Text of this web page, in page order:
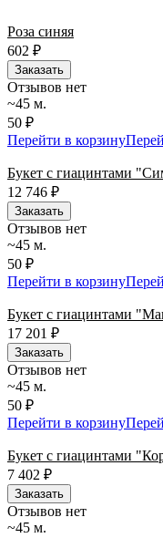
Роза синяя
602 ₽
Заказать
Отзывов нет
~45 м.
50 ₽
Перейти в корзину
Букет с гиацинтами
12 746 ₽
Заказать
Отзывов нет
~45 м.
50 ₽
Перейти в корзину
Букет с гиацинтами
17 201
₽
Заказать
Отзывов нет
~45 м.
50 ₽
Перейти в корзину
Букет с гиацинтами
7 402 ₽
Заказать
Отзывов нет
~45 м.